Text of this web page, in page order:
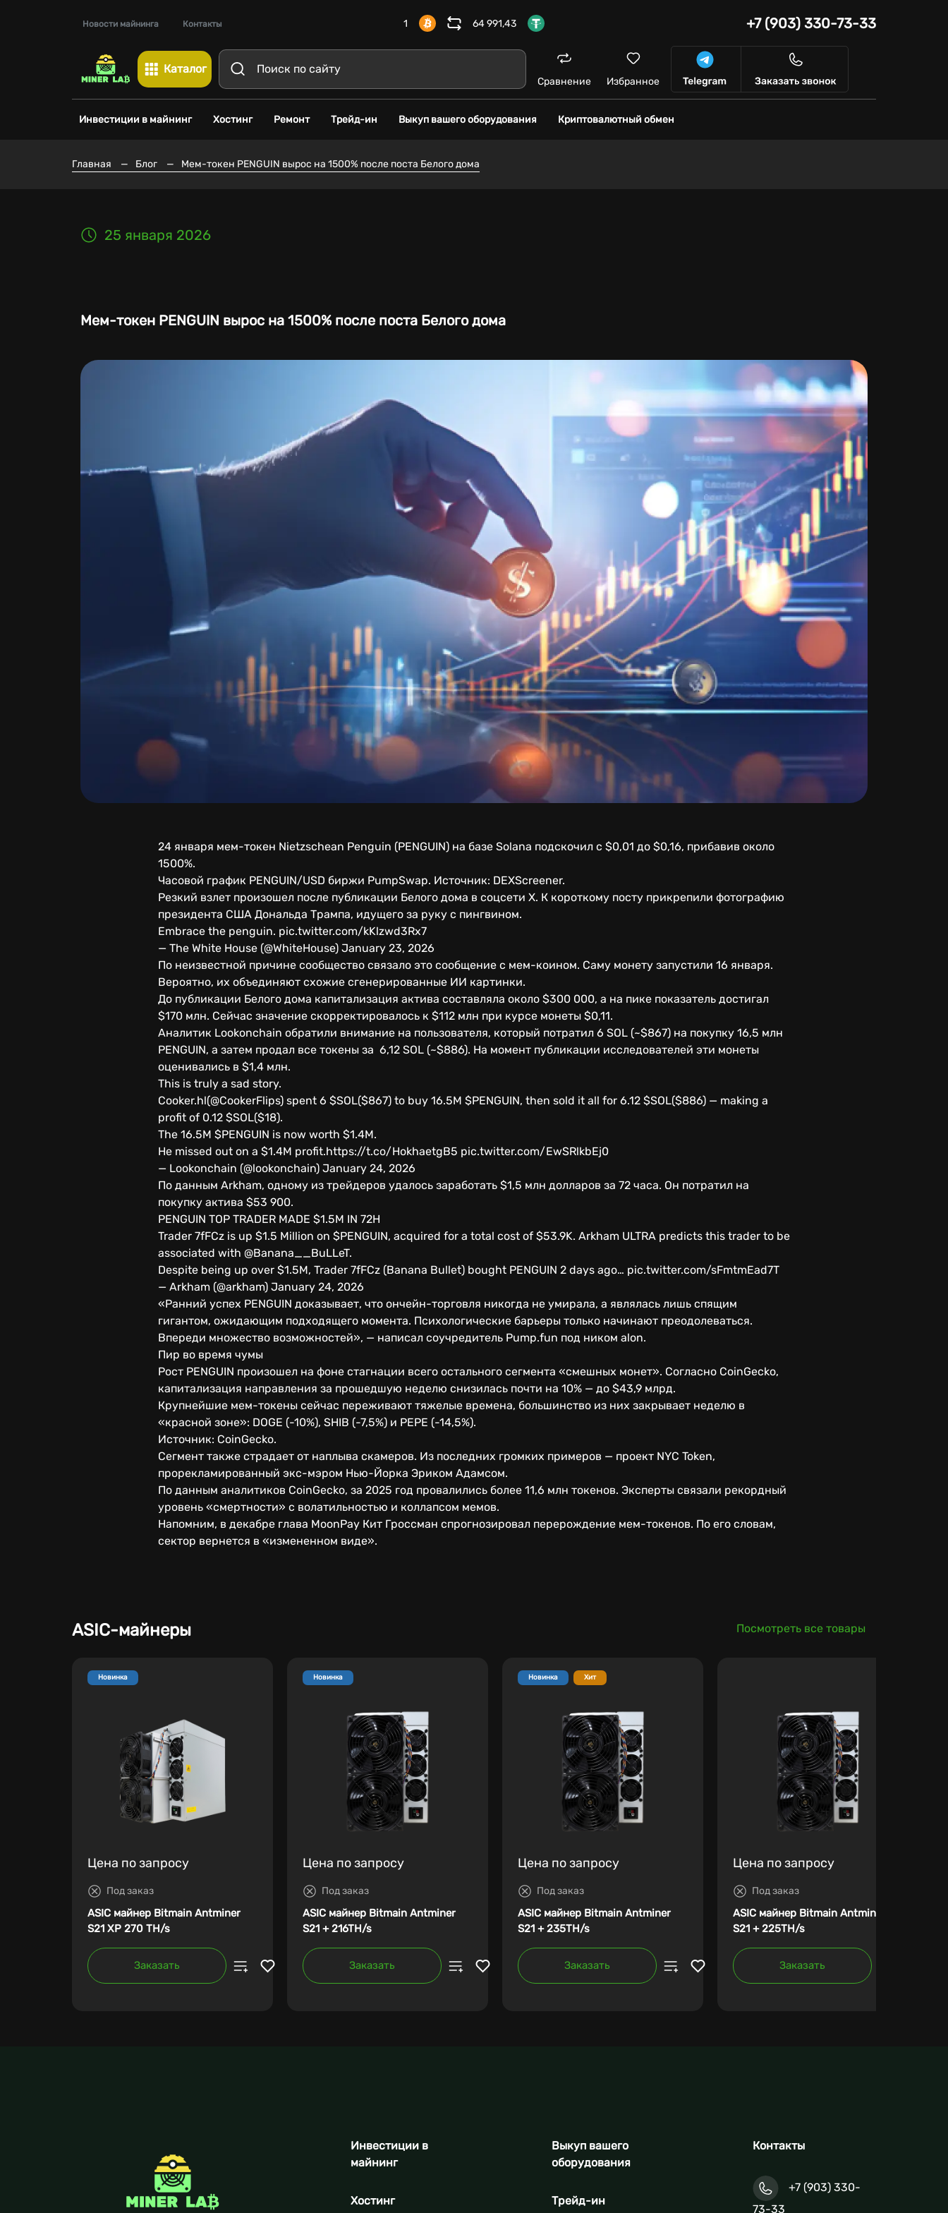
Новости майнинга Контакты 1 64 991,43 +7 (903) 330-73-33
Каталог
Сравнение Избранное
Инвестиции в майнинг Хостинг Ремонт Трейд-ин Выкуп вашего оборудования Криптовалютный обмен
Главная — Блог — Мем-токен PENGUIN вырос на 1500% после поста Белого дома
25 января 2026
Мем-токен PENGUIN вырос на 1500% после поста Белого дома
24 января мем-токен Nietzschean Penguin (PENGUIN) на базе Solana подскочил с $0,01 до $0,16, прибавив около
1500%.
Часовой график PENGUIN/USD биржи PumpSwap. Источник: DEXScreener.
Резкий взлет произошел после публикации Белого дома в соцсети X. К короткому посту прикрепили фотографию
президента США Дональда Трампа, идущего за руку с пингвином.
Embrace the penguin. pic.twitter.com/kKlzwd3Rx7
— The White House (@WhiteHouse) January 23, 2026
По неизвестной причине сообщество связало это сообщение с мем-коином. Саму монету запустили 16 января.
Вероятно, их объединяют схожие сгенерированные ИИ картинки.
До публикации Белого дома капитализация актива составляла около $300 000, а на пике показатель достигал
$170 млн. Сейчас значение скорректировалось к $112 млн при курсе монеты $0,11.
Аналитик Lookonchain обратили внимание на пользователя, который потратил 6 SOL (~$867) на покупку 16,5 млн
PENGUIN, а затем продал все токены за 6,12 SOL (~$886). На момент публикации исследователей эти монеты
оценивались в $1,4 млн.
This is truly a sad story.
Cooker.hl(@CookerFlips) spent 6 $SOL($867) to buy 16.5M $PENGUIN, then sold it all for 6.12 $SOL($886) — making a
profit of 0.12 $SOL($18).
The 16.5M $PENGUIN is now worth $1.4M.
He missed out on a $1.4M profit.https://t.co/HokhaetgB5 pic.twitter.com/EwSRlkbEj0
— Lookonchain (@lookonchain) January 24, 2026
По данным Arkham, одному из трейдеров удалось заработать $1,5 млн долларов за 72 часа. Он потратил на
покупку актива $53 900.
PENGUIN TOP TRADER MADE $1.5M IN 72H
Trader 7fFCz is up $1.5 Million on $PENGUIN, acquired for a total cost of $53.9K. Arkham ULTRA predicts this trader to be
associated with @Banana__BuLLeT.
Despite being up over $1.5M, Trader 7fFCz (Banana Bullet) bought PENGUIN 2 days ago… pic.twitter.com/sFmtmEad7T
— Arkham (@arkham) January 24, 2026
«Ранний успех PENGUIN доказывает, что ончейн-торговля никогда не умирала, а являлась лишь спящим
гигантом, ожидающим подходящего момента. Психологические барьеры только начинают преодолеваться.
Впереди множество возможностей», — написал соучредитель Pump.fun под ником alon.
Пир во время чумы
Рост PENGUIN произошел на фоне стагнации всего остального сегмента «смешных монет». Согласно CoinGecko,
капитализация направления за прошедшую неделю снизилась почти на 10% — до $43,9 млрд.
Крупнейшие мем-токены сейчас переживают тяжелые времена, большинство из них закрывает неделю в
«красной зоне»: DOGE (-10%), SHIB (-7,5%) и PEPE (-14,5%).
Источник: CoinGecko.
Сегмент также страдает от наплыва скамеров. Из последних громких примеров — проект NYC Token,
прорекламированный экс-мэром Нью-Йорка Эриком Адамсом.
По данным аналитиков CoinGecko, за 2025 год провалились более 11,6 млн токенов. Эксперты связали рекордный
уровень «смертности» с волатильностью и коллапсом мемов.
Напомним, в декабре глава MoonPay Кит Гроссман спрогнозировал перерождение мем-токенов. По его словам,
сектор вернется в «измененном виде».
ASIC-майнеры Посмотреть все товары
Новинка
Цена по запросу
Под заказ
ASIC майнер Bitmain Antminer
S21 XP 270 TH/s
Заказать
Новинка
Цена по запросу
Под заказ
ASIC майнер Bitmain Antminer
S21 + 216TH/s
Заказать
Новинка Хит
Цена по запросу
Под заказ
ASIC майнер Bitmain Antminer
S21 + 235TH/s
Заказать
Цена по запросу
Под заказ
ASIC майнер Bitmain Antminer
S21 + 225TH/s
Заказать
Инвестиции в
майнинг
Хостинг
Выкуп вашего
оборудования
Трейд-ин
Контакты
+7 (903) 330-
73-33